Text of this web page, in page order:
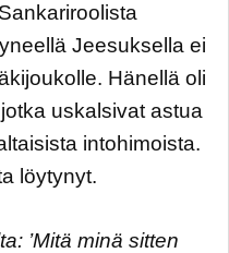
Jeesuksella ei
Hänellä oli
uskalsivat astua
intohimoista.
löytynyt.
’Mitä minä sitten